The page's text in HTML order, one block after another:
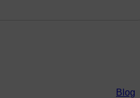
Blog